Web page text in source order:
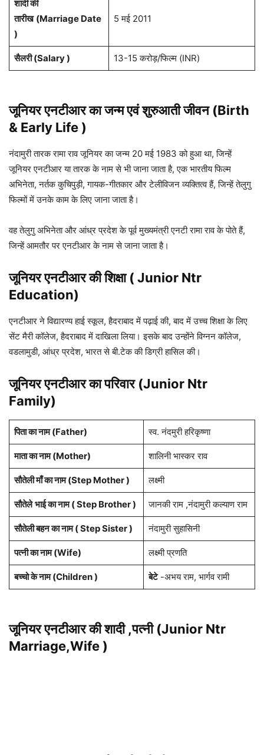
शादी की
तारीख (Marriage Date
)
5 मई 2011
सैलरी (Salary ) 13-15 करोड़/फिल्म (INR)
जूनियर एनटीआर का जन्म एवं शुरुआती जीवन (Birth
& Early Life )
नंदामुरी तारक रामा राव जूनियर का जन्म 20 मई 1983 को हुआ था, जिन्हें
जूनियर एनटीआर या तारक के नाम से भी जाना जाता है, एक भारतीय फिल्म
अभिनेता, नर्तक कुचिपुड़ी, गायक-गीतकार और टेलीविजन व्यक्तित्व हैं, जिन्हें तेलुगु
फिल्मों में उनके काम के लिए जाना जाता है।
वह तेलुगु अभिनेता और आंध्र प्रदेश के पूर्व मुख्यमंत्री एनटी रामा राव के पोते हैं,
जिन्हें आमतौर पर एनटीआर के नाम से जाना जाता है।
जूनियर एनटीआर की शिक्षा ( Junior Ntr
Education)
एनटीआर ने विद्यारण्य हाई स्कूल, हैदराबाद में पढ़ाई की, बाद में उच्च शिक्षा के लिए
सेंट मैरी कॉलेज, हैदराबाद में दाखिला लिया। इसके बाद उन्होंने विग्नन कॉलेज,
वडलामुडी, आंध्र प्रदेश, भारत से बी.टेक की डिग्री हासिल की।
जूनियर एनटीआर का परिवार (Junior Ntr
Family)
पिता का नाम (Father) स्व. नंदमुरी हरिकृष्णा
माता का नाम (Mother) शालिनी भास्कर राव
सौतेली माँ का नाम (Step Mother ) लक्ष्मी
सौतेले भाई का नाम (Step Brother ) जानकी राम ,नंदामुरी कल्याण राम
सौतेली बहन का नाम ( Step Sister ) नंदामुरी सुहासिनी
पत्नी का नाम (Wife) लक्ष्मी प्रणति
बच्चो के नाम (Children ) बेटे-अभय राम, भार्गव रामी
जूनियर एनटीआर की शादी ,पत्नी (Junior Ntr
Marriage,Wife )